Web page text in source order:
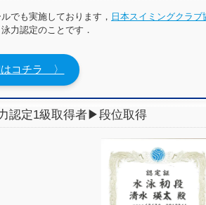
でも実施しております， 日本スイミングクラブ
力認定のことです．
コチラ 〉
認定1級取得者▶︎段位取得